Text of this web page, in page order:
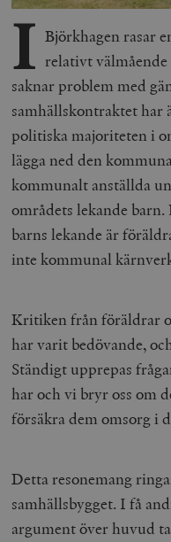
I Björkhagen rasar
relativt
saknar problem med
samhällskontraktet har
politiska majoriteten i
lägga ned den
kommunalt anställda
områdets lekande
barns lekande är
inte kommunal
Kritiken från föräldrar
har varit bedövande,
Ständigt upprepas
har och vi bryr oss om
försäkra dem omsorg i
Detta resonemang
samhällsbygget. I få
argument över huvud